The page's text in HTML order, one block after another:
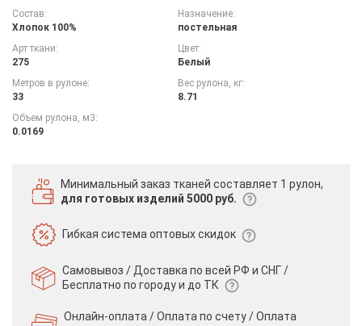
Состав:
Хлопок 100%
Назначение:
постельная
Арт ткани:
275
Цвет:
Белый
Метров в рулоне:
33
Вес рулона, кг:
8.71
Объем рулона, м3:
0.0169
Минимальный заказ тканей составляет 1 рулон,
для готовых изделий 5000 руб.
Гибкая системаоптовых скидок
Самовывоз / Доставка по всей РФ и СНГ /
Бесплатно по городу и до ТК
Онлайн-оплата / Оплата по счету /Оплата